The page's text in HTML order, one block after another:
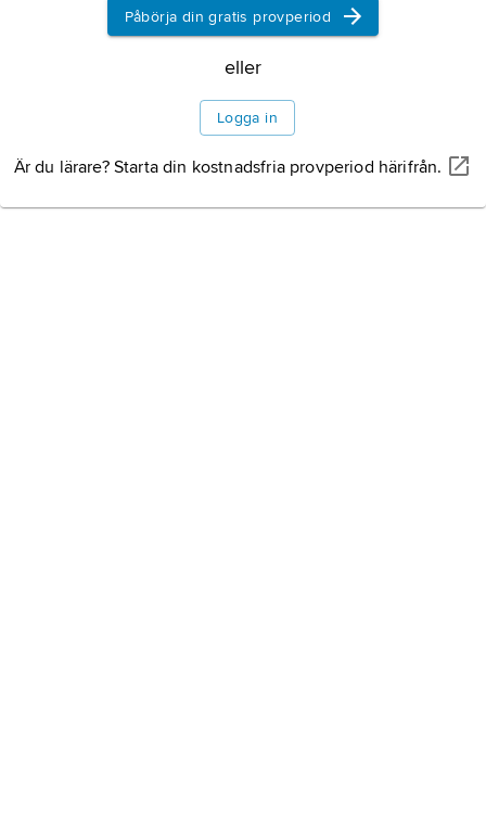
Påbörja din gratis provperiod
eller
Logga in
Är du lärare? Starta din kostnadsfria provperiod härifrån.